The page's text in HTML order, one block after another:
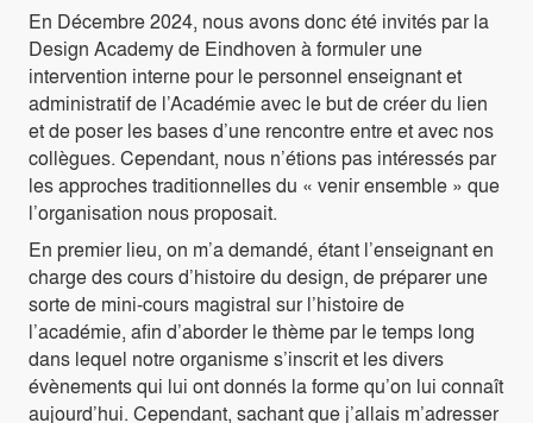
En Décembre 2024, nous avons donc été invités par la
Design Academy de Eindhoven à formuler une
intervention interne pour le personnel enseignant et
administratif de l’Académie avec le but de créer du lien
et de poser les bases d’une rencontre entre et avec nos
collègues. Cependant, nous n’étions pas intéressés par
les approches traditionnelles du « venir ensemble » que
l’organisation nous proposait.
En premier lieu, on m’a demandé, étant l’enseignant en
charge des cours d’histoire du design, de préparer une
sorte de mini-cours magistral sur l’histoire de
l’académie, afin d’aborder le thème par le temps long
dans lequel notre organisme s’inscrit et les divers
évènements qui lui ont donnés la forme qu’on lui connaît
aujourd’hui. Cependant, sachant que j’allais m’adresser